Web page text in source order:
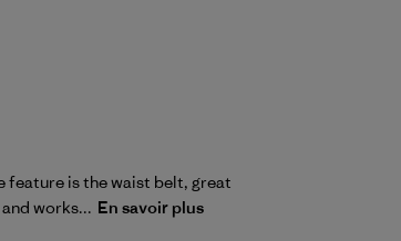
feature is the waist belt, great
works... En savoir plus